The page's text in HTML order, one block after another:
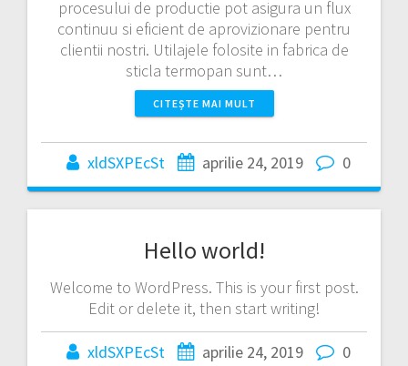
procesului de productie pot asigura un flux
continuu si eficient de aprovizionare pentru
clientii nostri. Utilajele folosite in fabrica de
sticla termopan sunt…
CITEȘTE MAI MULT
xldSXPEcSt aprilie 24, 2019 0
Hello world!
Welcome to WordPress. This is your first post.
Edit or delete it, then start writing!
xldSXPEcSt aprilie 24, 2019 0